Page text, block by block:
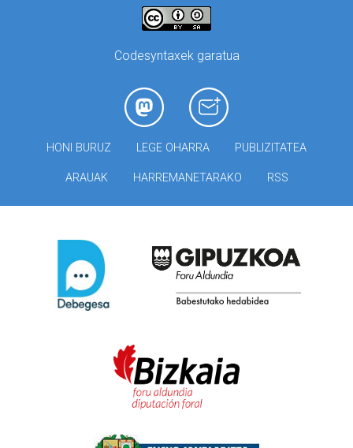
Codesyntaxek garatua
HONI BURUZ LEGE OHARRA PUBLIZITATEA
ARAUAK HARREMANETARAKO RSS